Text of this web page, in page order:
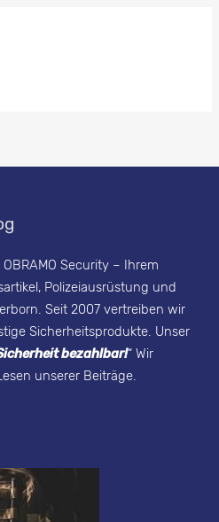
Security – Ihrem
Polizeiausrüstung und
Seit 2007 vertreiben wir
Sicherheitsprodukte. Unser
bezahlbar!“ Wir
unserer Beiträge.